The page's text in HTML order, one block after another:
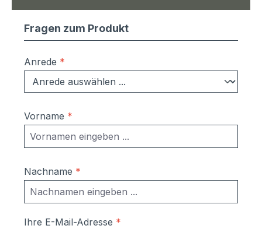
Fragen zum Produkt
Anrede *
Vorname *
Nachname *
Ihre E-Mail-Adresse *